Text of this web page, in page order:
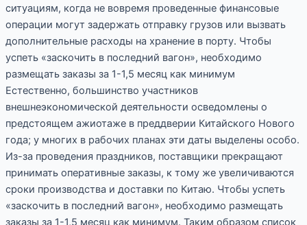
ситуациям, когда не вовремя проведенные финансовые
операции могут задержать отправку грузов или вызвать
дополнительные расходы на хранение в порту. Чтобы
успеть «заскочить в последний вагон», необходимо
размещать заказы за 1-1,5 месяц как минимум
Естественно, большинство участников
внешнеэкономической деятельности осведомлены о
предстоящем ажиотаже в преддверии Китайского Нового
года; у многих в рабочих планах эти даты выделены особо.
Из-за проведения праздников, поставщики прекращают
принимать оперативные заказы, к тому же увеличиваются
сроки производства и доставки по Китаю. Чтобы успеть
«заскочить в последний вагон», необходимо размещать